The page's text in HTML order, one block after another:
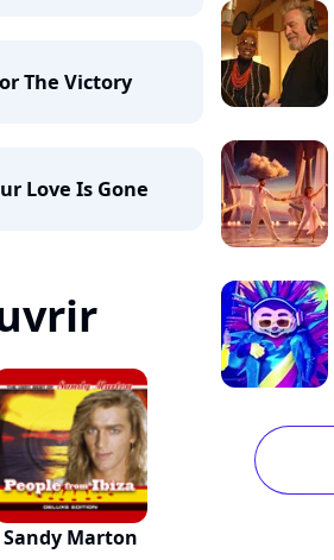
The Victory
Love Is Gone
Sandy Marton